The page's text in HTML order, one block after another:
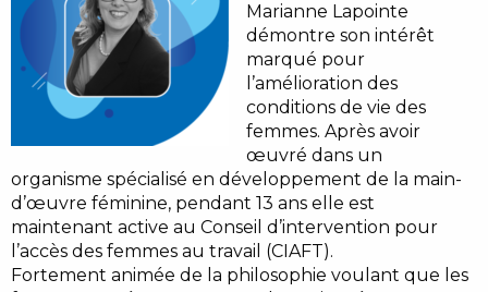
Marianne Lapointe
démontre son intérêt
marqué pour
l’amélioration des
conditions de vie des
femmes. Après avoir
œuvré dans un
organisme spécialisé en développement de la main-
d’œuvre féminine, pendant 13 ans elle est
maintenant active au Conseil d’intervention pour
l’accès des femmes au travail (CIAFT).
Fortement animée de la philosophie voulant que les